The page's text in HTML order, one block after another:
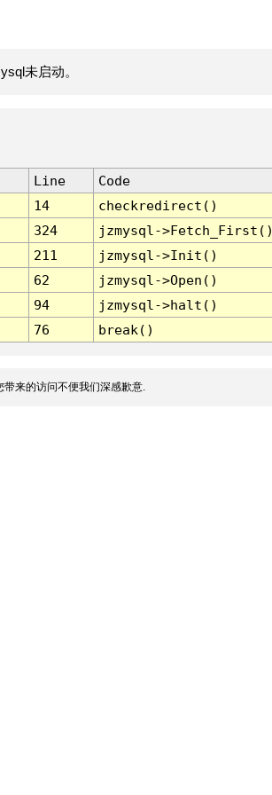
未启动。
Line
Code
14
checkredirect()
324
jzmysql-
211
jzmysql->Init()
62
jzmysql->Open()
94
jzmysql->halt()
76 break()
来的访问不便我们深感歉意.